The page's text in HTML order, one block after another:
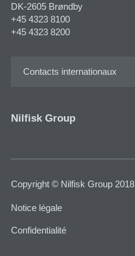
DK-2605 Brøndby
+45 4323 8100
+45 4323 8200
Contacts internationaux
Nilfisk Group
Copyright © Nilfisk Group 2018
Notice légale
Confidentialité